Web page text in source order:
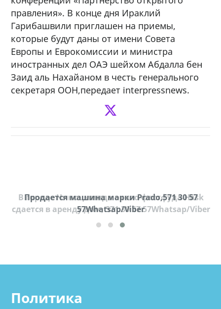
правления». В конце дня Ираклий
Гарибашвили приглашен на приемы,
которые будут даны от имени Совета
Европы и Еврокомиссии и министра
иностранных дел ОАЭ шейхом Абдалла бен
Заид аль Нахайаном в честь генерального
секретаря ООН,передает interpressnews.
В городе Ниноцминда около фастфуда Hask
cдается в аренду дом, 571 30 57 57Whatsap/Viber
Продается машина марки Prado,571 30 57
57Whatsap/Viber
Политика